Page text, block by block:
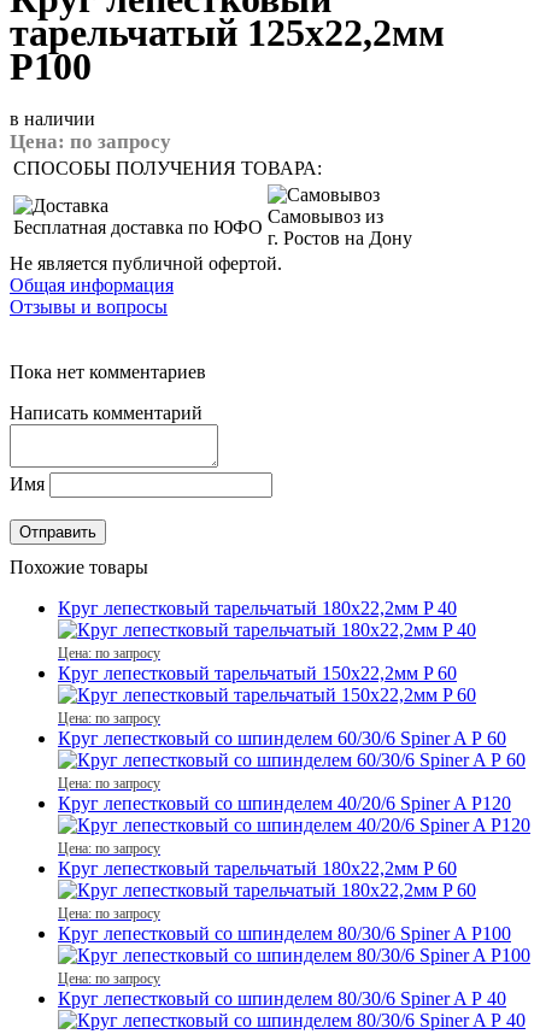
тарельчатый 125х22,2мм
P100
в наличии
Цена: по запросу
СПОСОБЫ ПОЛУЧЕНИЯ ТОВАРА:
Бесплатная доставка по ЮФО
Самовывоз из
г. Ростов на Дону
Не является публичной офертой.
Общая информация
Отзывы и вопросы
Пока нет комментариев
Написать комментарий
Имя
Похожие товары
Круг лепестковый тарельчатый 180х22,2мм P 40
Цена: по запросу
Круг лепестковый тарельчатый 150х22,2мм P 60
Цена: по запросу
Круг лепестковый со шпинделем 60/30/6 Spiner A Р 60
Цена: по запросу
Круг лепестковый со шпинделем 40/20/6 Spiner A Р120
Цена: по запросу
Круг лепестковый тарельчатый 180х22,2мм P 60
Цена: по запросу
Круг лепестковый со шпинделем 80/30/6 Spiner A Р100
Цена: по запросу
Круг лепестковый со шпинделем 80/30/6 Spiner A Р 40